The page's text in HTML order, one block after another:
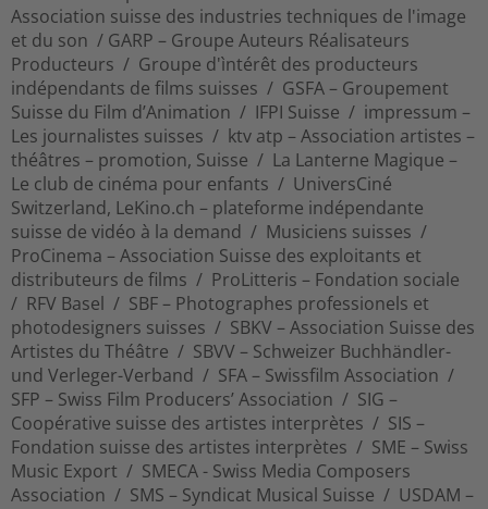
Association suisse des industries techniques de l'image
et du son / GARP – Groupe Auteurs Réalisateurs
Producteurs / Groupe d'ìntérêt des producteurs
indépendants de films suisses / GSFA – Groupement
Suisse du Film d’Animation / IFPI Suisse / impressum –
Les journalistes suisses / ktv atp – Association artistes –
théâtres – promotion, Suisse / La Lanterne Magique –
Le club de cinéma pour enfants / UniversCiné
Switzerland, LeKino.ch – plateforme indépendante
suisse de vidéo à la demand / Musiciens suisses /
ProCinema – Association Suisse des exploitants et
distributeurs de films / ProLitteris – Fondation sociale
/ RFV Basel / SBF – Photographes professionels et
photodesigners suisses / SBKV – Association Suisse des
Artistes du Théâtre / SBVV – Schweizer Buchhändler-
und Verleger-Verband / SFA – Swissfilm Association /
SFP – Swiss Film Producers’ Association / SIG –
Coopérative suisse des artistes interprètes / SIS –
Fondation suisse des artistes interprètes / SME – Swiss
Music Export / SMECA - Swiss Media Composers
Association / SMS – Syndicat Musical Suisse / USDAM –